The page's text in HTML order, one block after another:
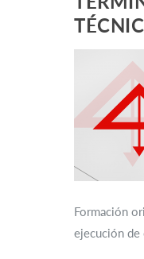
Formación
ejecución de